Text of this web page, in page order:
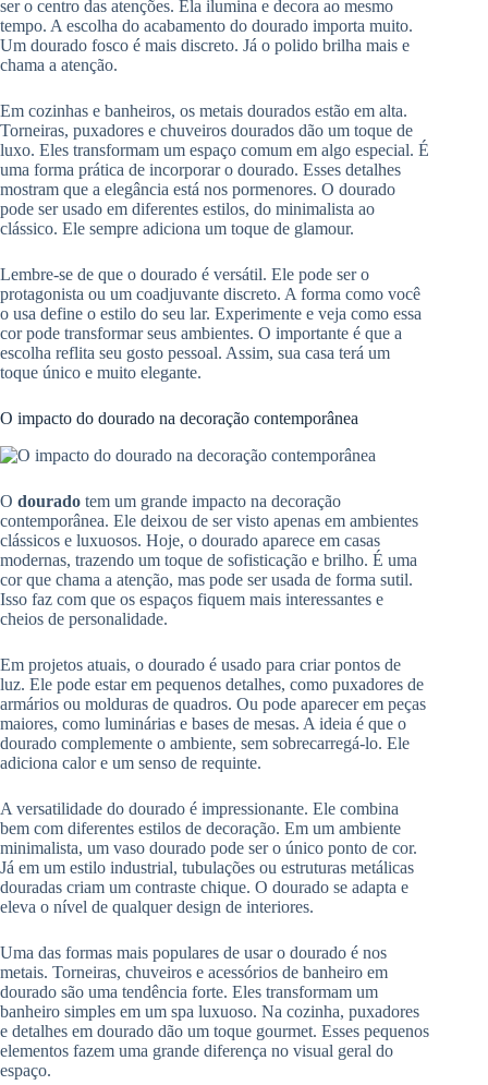
ser o centro das atenções. Ela ilumina e decora ao mesmo
tempo. A escolha do acabamento do dourado importa muito.
Um dourado fosco é mais discreto. Já o polido brilha mais e
chama a atenção.
Em cozinhas e banheiros, os metais dourados estão em alta.
Torneiras, puxadores e chuveiros dourados dão um toque de
luxo. Eles transformam um espaço comum em algo especial. É
uma forma prática de incorporar o dourado. Esses detalhes
mostram que a elegância está nos pormenores. O dourado
pode ser usado em diferentes estilos, do minimalista ao
clássico. Ele sempre adiciona um toque de glamour.
Lembre-se de que o dourado é versátil. Ele pode ser o
protagonista ou um coadjuvante discreto. A forma como você
o usa define o estilo do seu lar. Experimente e veja como essa
cor pode transformar seus ambientes. O importante é que a
escolha reflita seu gosto pessoal. Assim, sua casa terá um
toque único e muito elegante.
O impacto do dourado na decoração contemporânea
O dourado tem um grande impacto na decoração
contemporânea. Ele deixou de ser visto apenas em ambientes
clássicos e luxuosos. Hoje, o dourado aparece em casas
modernas, trazendo um toque de sofisticação e brilho. É uma
cor que chama a atenção, mas pode ser usada de forma sutil.
Isso faz com que os espaços fiquem mais interessantes e
cheios de personalidade.
Em projetos atuais, o dourado é usado para criar pontos de
luz. Ele pode estar em pequenos detalhes, como puxadores de
armários ou molduras de quadros. Ou pode aparecer em peças
maiores, como luminárias e bases de mesas. A ideia é que o
dourado complemente o ambiente, sem sobrecarregá-lo. Ele
adiciona calor e um senso de requinte.
A versatilidade do dourado é impressionante. Ele combina
bem com diferentes estilos de decoração. Em um ambiente
minimalista, um vaso dourado pode ser o único ponto de cor.
Já em um estilo industrial, tubulações ou estruturas metálicas
douradas criam um contraste chique. O dourado se adapta e
eleva o nível de qualquer design de interiores.
Uma das formas mais populares de usar o dourado é nos
metais. Torneiras, chuveiros e acessórios de banheiro em
dourado são uma tendência forte. Eles transformam um
banheiro simples em um spa luxuoso. Na cozinha, puxadores
e detalhes em dourado dão um toque gourmet. Esses pequenos
elementos fazem uma grande diferença no visual geral do
espaço.